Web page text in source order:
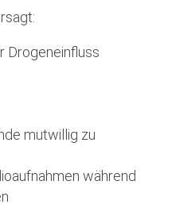
Drogeneinfluss
mutwillig zu
während